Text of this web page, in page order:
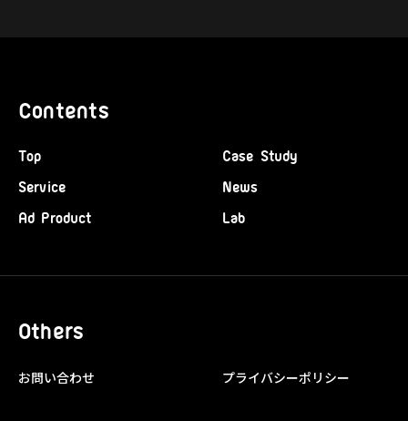
Contents
Top
Service
Ad Product
Case Study
News
Lab
Others
お問い合わせ プライバシーポリシー